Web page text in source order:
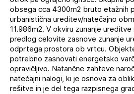
obsega cca 4300m2 bruto etažnih
urbanistična ureditev/natečajno
11.986m2. V okviru zunanje
predlog celovite zasnove zunanje
odprtega prostora ob vrtcu.
potrebno zasnovati energetsko
opravičljivo. Natančne zahteve
natečajni nalogi, ki je osnova za
rešitve in je del tega razpisnega